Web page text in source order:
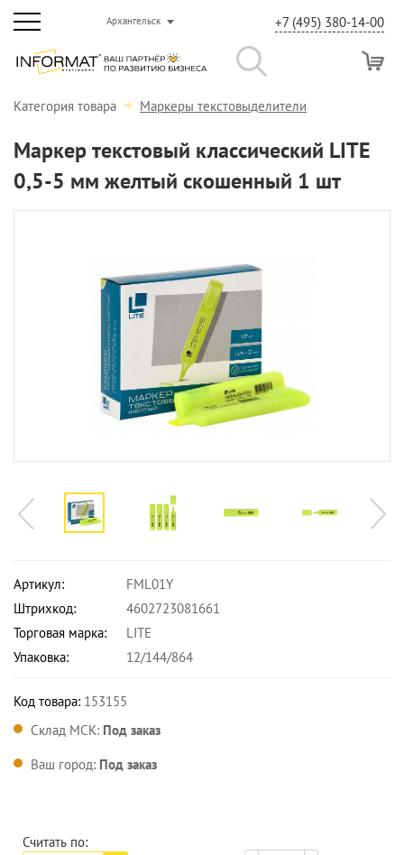
Архангельск +7 (495) 380-14-00
Категория товара Маркеры текстовыделители
Маркер текстовый классический LITE
0,5-5 мм желтый скошенный 1 шт
Артикул:
FML01Y
Штрихкод:
4602723081661
Торговая марка:
LITE
Упаковка:
12/144/864
Код товара: 153155
Склад МСК: Под заказ
Ваш город: Под заказ
Считать по: